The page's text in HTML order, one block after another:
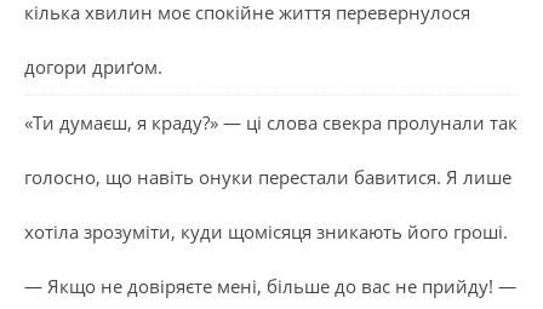
кілька хвилин моє спокійне життя перевернулося
догори дриґом.
«Ти думаєш, я краду?» — ці слова свекра пролунали так
голосно, що навіть онуки перестали бавитися. Я лише
хотіла зрозуміти, куди щомісяця зникають його гроші.
— Якщо не довіряєте мені, більше до вас не прийду! —